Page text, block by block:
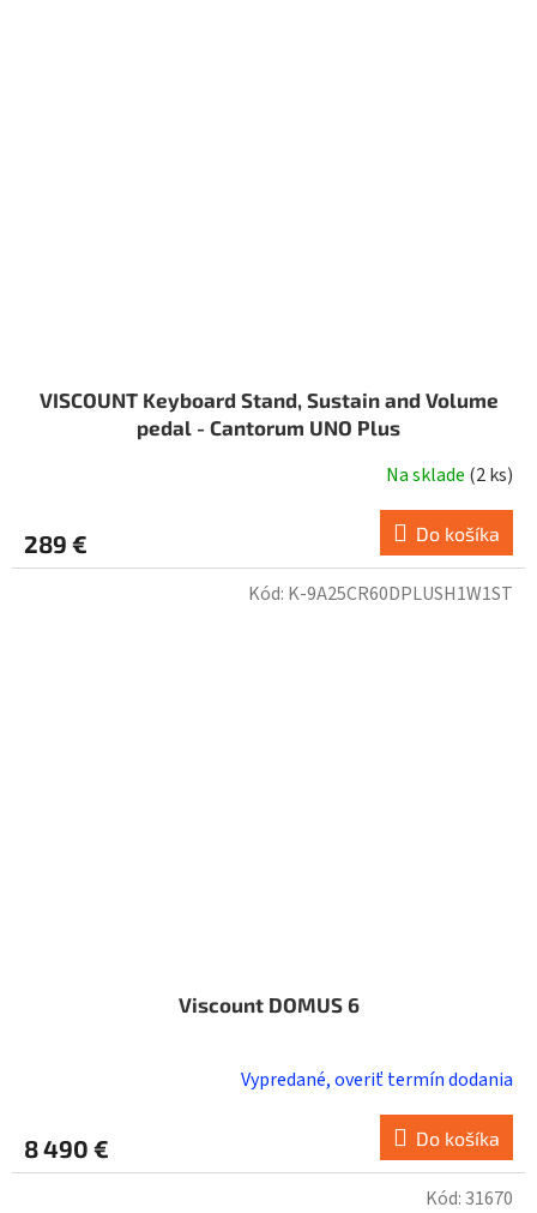
VISCOUNT Keyboard Stand, Sustain and Volume
pedal - Cantorum UNO Plus
Na sklade (2 ks)
289 € Do košíka
Viscount DOMUS 6
Vypredané, overiť termín dodania
8 490 € Do košíka
Kód: K-9A25CR60DPLUSH1W1ST
Kód: 31670